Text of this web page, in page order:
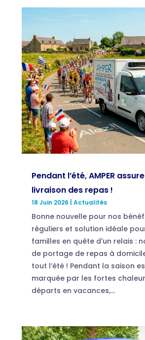
Pendant l’été, AMPER
livraison des repas !
18 Juin 2026 Actualités
Bonne nouvelle pour nos
réguliers et solution idéale
familles en quête d'un relais :
de portage de repas à
tout l’été ! Pendant la saison
marquée par les fortes
départs en vacances,...